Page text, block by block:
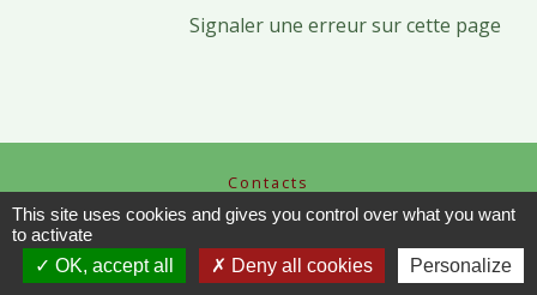
Signaler une erreur sur cette page
Contacts
Commune de Vinzelles
71680 Vinzelles - FRANCE
+33 3 85 35 61 19
This site uses cookies and gives you control over what you want
to activate
OK, accept all
Deny all cookies Personalize